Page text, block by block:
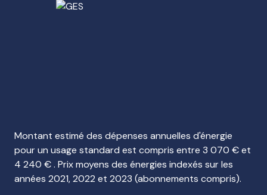
Montant estimé des dépenses annuelles d'énergie
pour un usage standard est compris entre 3 070 € et
4 240 € . Prix moyens des énergies indexés sur les
années 2021, 2022 et 2023 (abonnements compris).